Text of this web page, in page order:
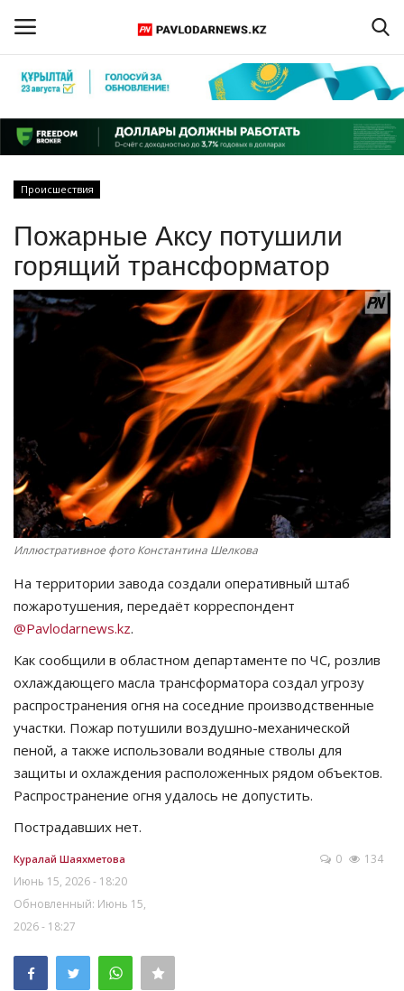
Регистрация
Главная
ПАВЛОДАРСКАЯ ОБЛАСТЬ
КАЗАХСТАН
МИР
СПЕЦПРОЕКТЫ
СПОРТ
Чек-лист
РАЗВЛЕЧЕНИЯ
OFFICIAL
Курултай
Язык
Қазақша Русский
Происшествия
Пожарные Аксу потушили
горящий трансформатор
Иллюстративное фото Константина Шелкова
На территории завода создали оперативный штаб
пожаротушения, передаёт корреспондент
@Pavlodarnews.kz.
Как сообщили в областном департаменте по ЧС, розлив
охлаждающего масла трансформатора создал угрозу
распространения огня на соседние производственные
участки. Пожар потушили воздушно-механической
пеной, а также использовали водяные стволы для
защиты и охлаждения расположенных рядом объектов.
Распространение огня удалось не допустить.
Пострадавших нет.
Куралай Шаяхметова
Июнь 15, 2026 - 18:20
Обновленный: Июнь 15,
2026 - 18:27
0 134